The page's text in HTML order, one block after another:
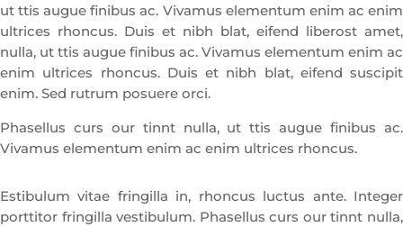
ut ttis augue finibus ac. Vivamus elementum enim ac enim
ultrices rhoncus. Duis et nibh blat, eifend liberost amet,
nulla, ut ttis augue finibus ac. Vivamus elementum enim ac
enim ultrices rhoncus. Duis et nibh blat, eifend suscipit
enim. Sed rutrum posuere orci.
Phasellus curs our tinnt nulla, ut ttis augue finibus ac.
Vivamus elementum enim ac enim ultrices rhoncus.
Estibulum vitae fringilla in, rhoncus luctus ante. Integer
porttitor fringilla vestibulum. Phasellus curs our tinnt nulla,